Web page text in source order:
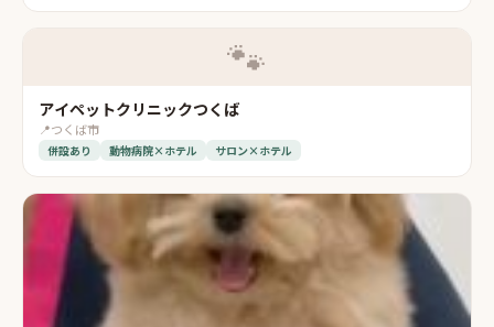
🐾
アイペットクリニックつくば
📍つくば市
併設あり 動物病院×ホテル サロン×ホテル